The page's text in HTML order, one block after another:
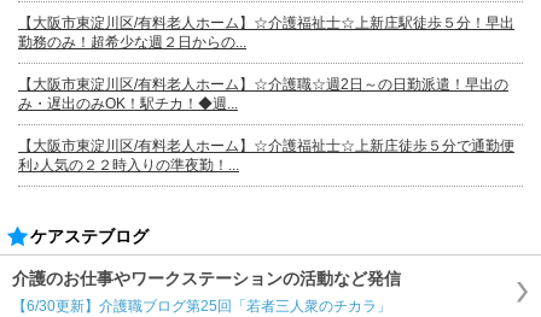
【大阪市東淀川区/有料老人ホーム】☆介護福祉士☆上新庄駅徒歩５分！早出
勤務のみ！超希少な週２日からの...
【大阪市東淀川区/有料老人ホーム】☆介護職☆週2日～の日勤派遣！早出の
み・遅出のみOK！駅チカ！◆週...
【大阪市東淀川区/有料老人ホーム】☆介護福祉士☆上新庄徒歩５分で通勤便
利♪人気の２２時入りの準夜勤！...
ケアステブログ
介護のお仕事やワークステーションの活動など発信
【6/30更新】介護職ブログ第25回「若者三人衆のチカラ」